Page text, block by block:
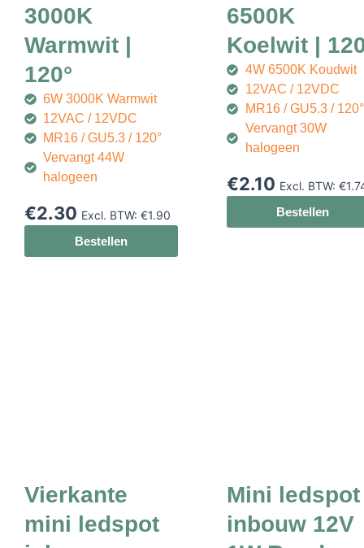
3000K
Warmwit |
120°
6W 3000K Warmwit
12VAC / 12VDC
MR16 / GU5.3 / 120°
Vervangt 44W
halogeen
€2.30 Excl. BTW: €1.90
Bestellen
6500K
Koelwit |
4W 6500K Koudwit
12VAC / 12VDC
MR16 / GU5.3 / 120°
Vervangt 30W
halogeen
€2.10 Excl. BTW: €
Bestellen
Vierkante
mini ledspot
Mini ledspot
inbouw 12V